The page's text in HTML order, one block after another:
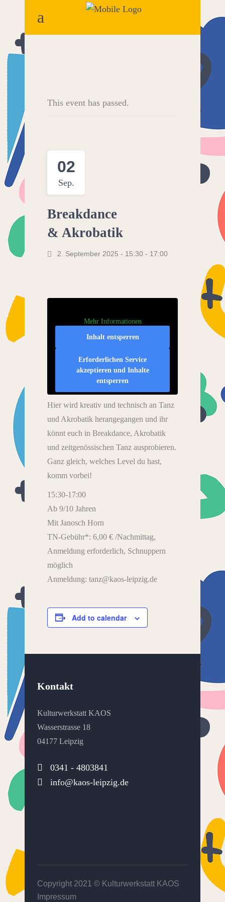
This event has passed.
02
Sep.
Breakdance
& Akrobatik
2. September 2025 - 15:30 - 17:00
Mehr Informationen
Inhalt entsperren
Erforderlichen Service
akzeptieren und Inhalte
entsperren
Hier wird kreativ und technisch an Tanz
und Akrobatik herangegangen und ihr
könnt euch in Breakdance, Akrobatik
und zeitgenössischen Tanz ausprobieren.
Ganz gleich, welches Level du hast,
komm vorbei!
15:30-17:00
Ab 9/10 Jahren
Mit Janosch Horn
TN-Gebühr*: 6,00 € /Nachmittag,
Anmeldung erforderlich, Schnuppern
möglich
Anmeldung: tanz@kaos-leipzig.de
Add to calendar
Kontakt
Kulturwerkstatt KAOS
Wasserstrasse 18
04177 Leipzig
0341 - 4803841
info@kaos-leipzig.de
Copyright 2021 © Kulturwerkstatt KAOS
Impressum